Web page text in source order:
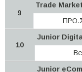
9
Trade
10
Junior
Junior